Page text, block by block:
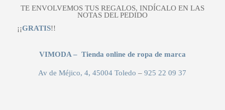
TE ENVOLVEMOS TUS REGALOS, INDÍCALO EN LAS
NOTAS DEL PEDIDO
¡¡GRATIS!!
VIMODA – Tienda online de ropa de marca
Av de Méjico, 4, 45004 Toledo –925 22 09 37